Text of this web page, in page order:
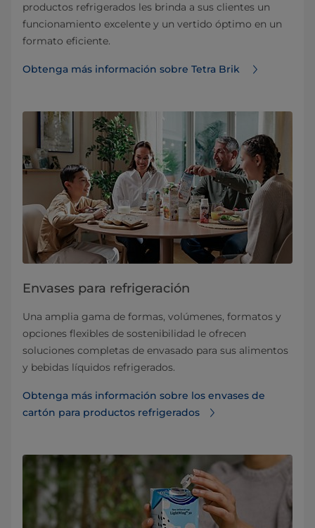
productos refrigerados les brinda a sus clientes un
funcionamiento excelente y un vertido óptimo en un
formato eficiente.
Obtenga más información sobre Tetra Brik
Envases para refrigeración
Una amplia gama de formas, volúmenes, formatos y
opciones flexibles de sostenibilidad le ofrecen
soluciones completas de envasado para sus alimentos
y bebidas líquidos refrigerados.
Obtenga más información sobre los envases de
cartón para productos refrigerados